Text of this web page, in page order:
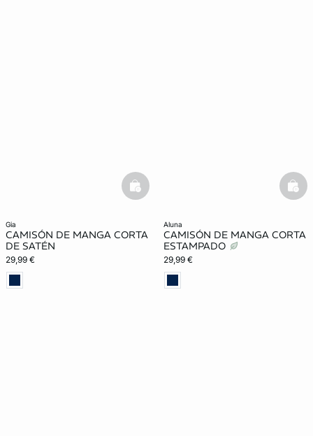
gia
CAMISÓN DE MANGA CORTA
DE SATÉN
29,99 €
basketfull
aluna
CAMISÓN DE MANGA CORTA
ESTAMPADO
29,99 €